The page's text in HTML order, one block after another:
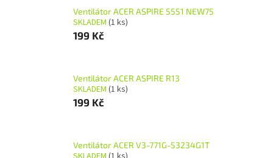
Ventilátor ACER ASPIRE 5551 NEW75
SKLADEM (1 ks)
199 Kč
Ventilátor ACER ASPIRE R13
SKLADEM (1 ks)
199 Kč
Ventilátor ACER V3-771G-53234G1T